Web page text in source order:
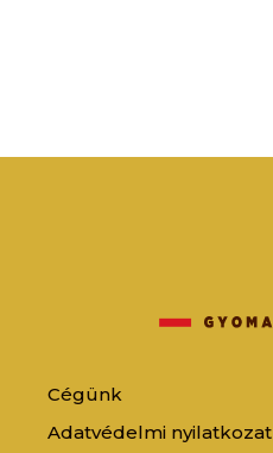
Cégünk
Adatvédelmi nyilatkozat